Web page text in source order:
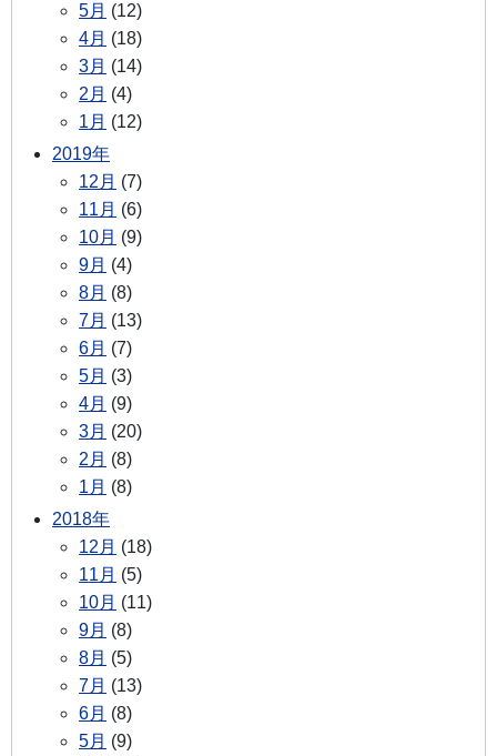
5月 (12)
4月 (18)
3月 (14)
2月 (4)
1月 (12)
2019年
12月 (7)
11月 (6)
10月 (9)
9月 (4)
8月 (8)
7月 (13)
6月 (7)
5月 (3)
4月 (9)
3月 (20)
2月 (8)
1月 (8)
2018年
12月 (18)
11月 (5)
10月 (11)
9月 (8)
8月 (5)
7月 (13)
6月 (8)
5月 (9)